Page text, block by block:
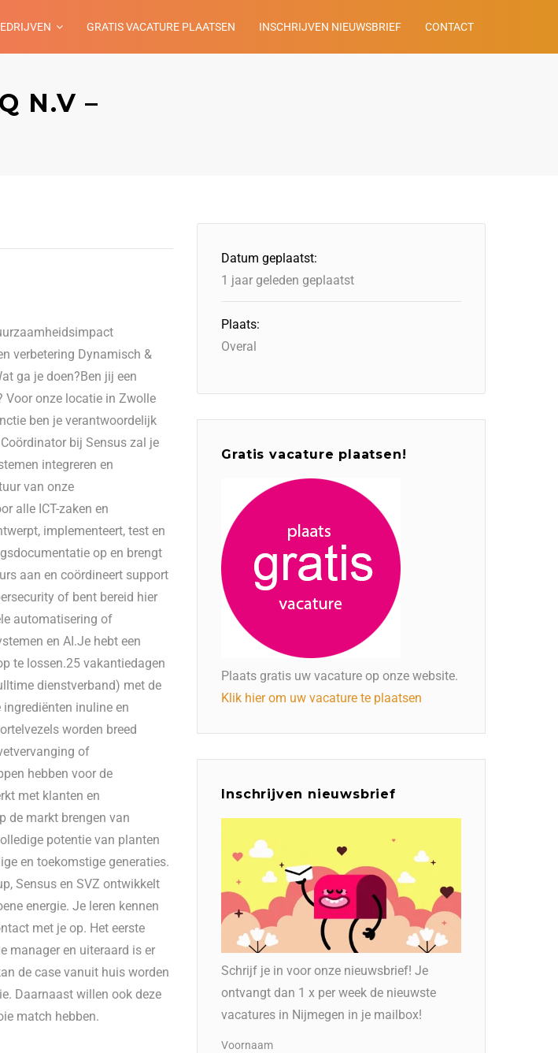
GRATIS VACATURE PLAATSEN INSCHRIJVEN NIEUWSBRIEF CONTACT
N.V –
verbetering Dynamisch &
ga je doen?Ben jij een
Voor onze locatie in Zwolle
ben je verantwoordelijk
bij Sensus zal je
integreren en
van onze
alle ICT-zaken en
implementeert, test en
op en brengt
aan en coördineert support
of bent bereid hier
automatisering of
en AI.Je hebt een
te lossen.25 vakantiedagen
dienstverband) met de
inuline en
worden breed
of
hebben voor de
met klanten en
de markt brengen van
potentie van planten
en toekomstige generaties.
Sensus en SVZ ontwikkelt
energie. Je leren kennen
met je op. Het eerste
manager en uiteraard is er
de case vanuit huis worden
Daarnaast willen ook deze
match hebben.
Datum geplaatst:
1 jaar geleden geplaatst
Plaats:
Overal
Gratis vacature plaatsen!
Plaats gratis uw vacature op onze website.
Klik hier om uw vacature te plaatsen
Inschrijven nieuwsbrief
Schrijf je in voor onze nieuwsbrief! Je
ontvangt dan 1 x per week de nieuwste
vacatures in Nijmegen in je mailbox!
Voornaam